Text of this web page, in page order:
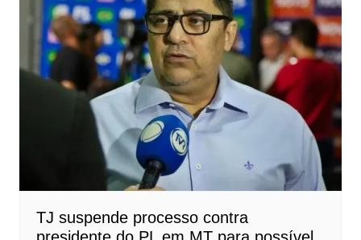
TJ suspende processo contra